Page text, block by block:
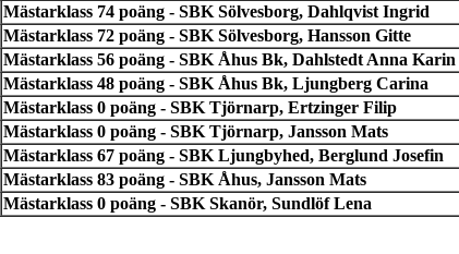
Mästarklass 74 poäng - SBK Sölvesborg, Dahlqvist Ingrid
Mästarklass 72 poäng - SBK Sölvesborg, Hansson Gitte
Mästarklass 56 poäng - SBK Åhus Bk, Dahlstedt Anna Karin
Mästarklass 48 poäng - SBK Åhus Bk, Ljungberg Carina
Mästarklass 0 poäng - SBK Tjörnarp, Ertzinger Filip
Mästarklass 0 poäng - SBK Tjörnarp, Jansson Mats
Mästarklass 67 poäng - SBK Ljungbyhed, Berglund Josefin
Mästarklass 83 poäng - SBK Åhus, Jansson Mats
Mästarklass 0 poäng - SBK Skanör, Sundlöf Lena